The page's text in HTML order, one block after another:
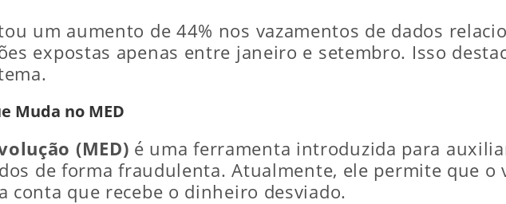
um aumento de 44% nos vazamentos de dados
expostas apenas entre janeiro e setembro. Isso
Muda no MED
(MED) é uma ferramenta introduzida para
de forma fraudulenta. Atualmente, ele permite que o
conta que recebe o dinheiro desviado.